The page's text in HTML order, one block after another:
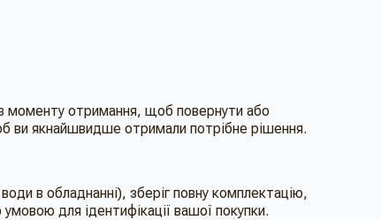
моменту отримання, щоб повернути або
ви якнайшвидше отримали потрібне рішення.
в обладнанні), зберіг повну комплектацію,
для ідентифікації вашої покупки.